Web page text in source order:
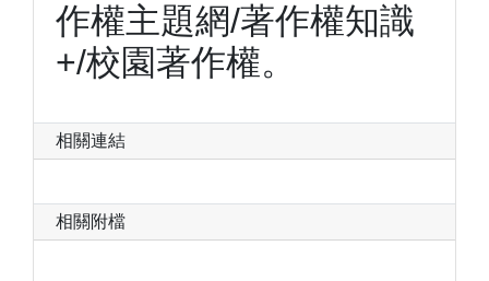
作權主題網/著作權知識
+/校園著作權。
相關連結
相關附檔